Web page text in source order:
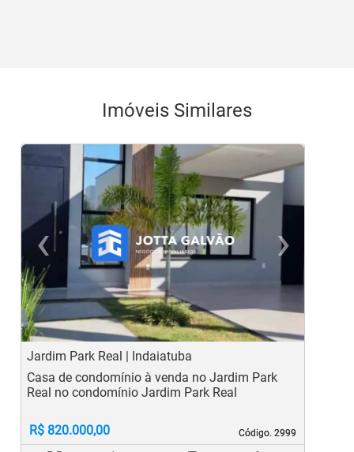
Imóveis Similares
‹
Previous
›
Jardim Park Real | Indaiatuba
Código. 2999
Código. 2999
Casa de condomínio à venda no Jardim Park
Real no condomínio Jardim Park Real
R$ 820.000,00